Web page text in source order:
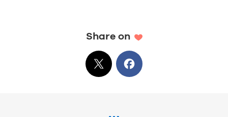
Share on
XでシェアFacebook